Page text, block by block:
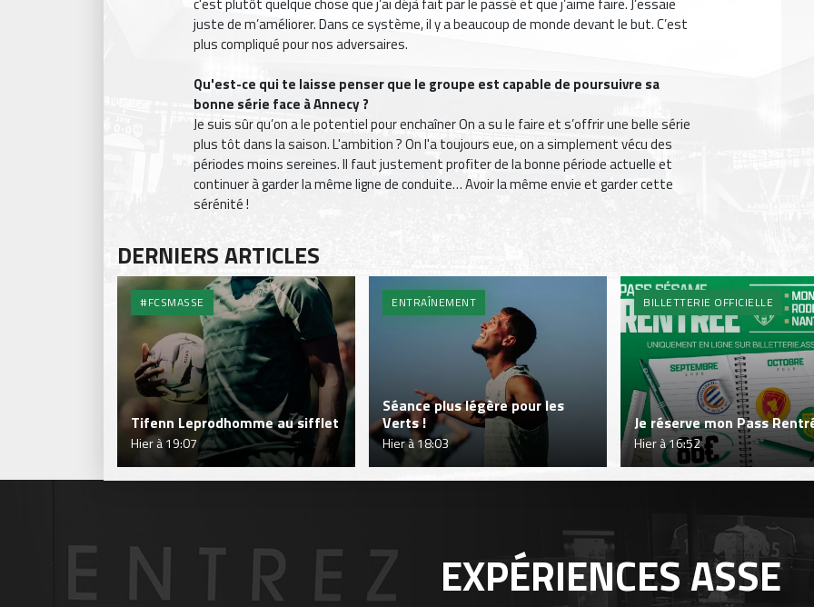
c'est plutôt quelque chose que j’ai déjà fait par le passé et que j’aime faire. J’essaie
juste de m’améliorer. Dans ce système, il y a beaucoup de monde devant le but. C’est
plus compliqué pour nos adversaires.
Qu'est-ce qui te laisse penser que le groupe est capable de poursuivre sa
bonne série face à Annecy ?
Je suis sûr qu’on a le potentiel pour enchaîner On a su le faire et s’offrir une belle série
plus tôt dans la saison. L'ambition ? On l'a toujours eue, on a simplement vécu des
périodes moins sereines. Il faut justement profiter de la bonne période actuelle et
continuer à garder la même ligne de conduite… Avoir la même envie et garder cette
sérénité !
DERNIERS ARTICLES
#FCSMASSE
Tifenn Leprodhomme au sifflet
Hier à 19:07
ENTRAÎNEMENT
Séance plus légère pour les
Verts !
Hier à 18:03
BILLETTERIE OFFICIELLE
Je réserve mon Pass
Hier à 16:52
EXPÉRIENCESASSE